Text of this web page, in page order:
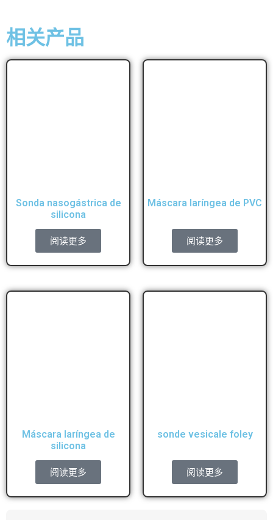
相关产品
Sonda nasogástrica de
silicona
阅读更多
Máscara laríngea de PVC
阅读更多
Máscara laríngea de
silicona
阅读更多
sonde vesicale foley
阅读更多